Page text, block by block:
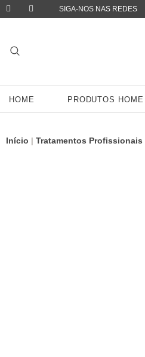
SIGA-NOS NAS REDES
HOME PRODUTOS
Início | Tratamentos Profissionais